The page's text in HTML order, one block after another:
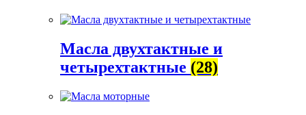
Масла двухтактные и
четырехтактные (28)